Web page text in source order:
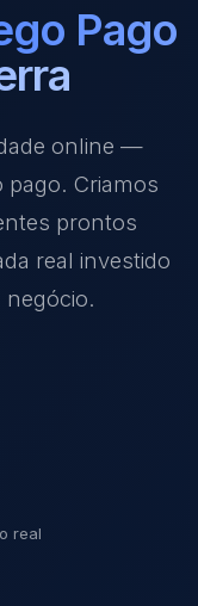
Pago
online —
pago. Criamos
prontos
real investido
real